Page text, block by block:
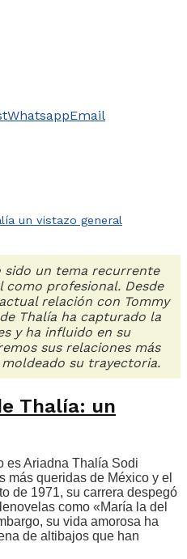
WhatsappEmail
un vistazo general
un tema recurrente
como profesional. Desde
relación con Tommy
Thalía ha capturado la
y ha influido en su
sus relaciones más
su trayectoria.
Thalía: un
es Ariadna Thalía Sodi
más queridas de México y el
de 1971, su carrera despegó
como «María la del
su vida amorosa ha
de altibajos que han